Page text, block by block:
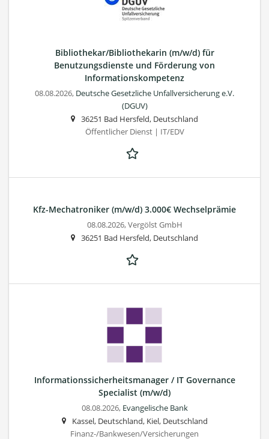
Bibliothekar/Bibliothekarin (m/w/d) für
Benutzungsdienste und Förderung von
Informationskompetenz
08.08.2026, Deutsche Gesetzliche Unfallversicherung e.V.
(DGUV)
36251 Bad Hersfeld, Deutschland
Öffentlicher Dienst | IT/EDV
Kfz-Mechatroniker (m/w/d) 3.000€ Wechselprämie
08.08.2026,Vergölst GmbH
36251 Bad Hersfeld, Deutschland
Informationssicherheitsmanager / IT Governance
Specialist (m/w/d)
08.08.2026, Evangelische Bank
Kassel, Deutschland, Kiel, Deutschland
Finanz-/Bankwesen/Versicherungen